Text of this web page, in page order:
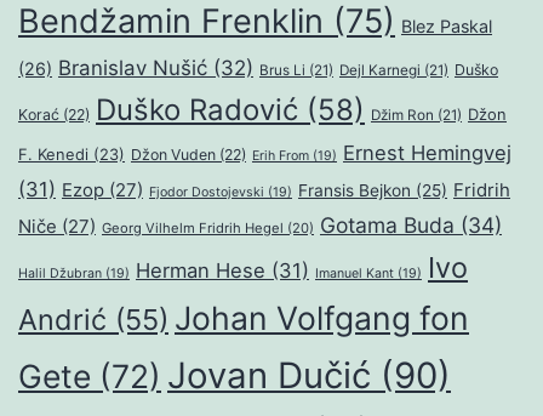
Bendžamin Frenklin (75) Blez Paskal
(26) Branislav Nušić (32) Brus Li (21) Dejl Karnegi (21) Duško
Korać (22) Duško Radović (58) Džim Ron (21) Džon
F. Kenedi (23) Džon Vuden (22) Erih From (19) Ernest Hemingvej
(31) Ezop (27) Fjodor Dostojevski (19) Fransis Bejkon (25) Fridrih
Niče (27) Georg Vilhelm Fridrih Hegel (20) Gotama Buda (34)
Halil Džubran (19) Herman Hese (31) Imanuel Kant (19)
Ivo
Andrić (55) Johan Volfgang fon
Gete (72) Jovan Dučić (90)